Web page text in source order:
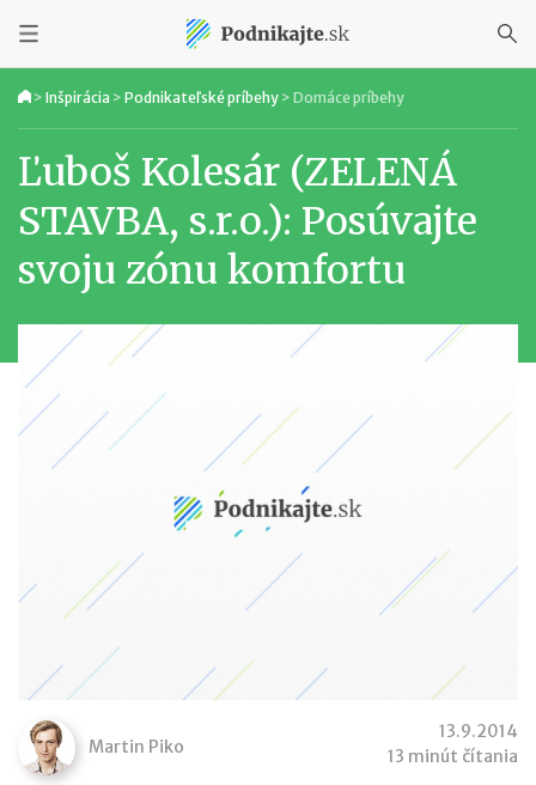
> Inšpirácia > Podnikateľské príbehy > Domáce príbehy
Ľuboš Kolesár (ZELENÁ
STAVBA, s.r.o.): Posúvajte
svoju zónu komfortu
Martin Piko
13.9.2014
13 minút čítania